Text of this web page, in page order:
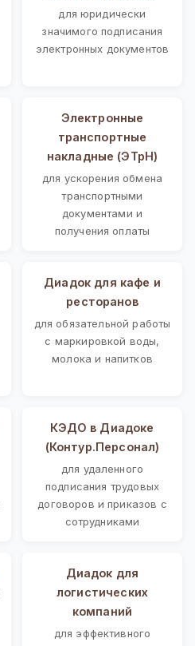
для юридически
значимого подписания
электронных документов
Электронные
транспортные
накладные (ЭТрН)
для ускорения обмена
транспортными
документами и
получения оплаты
Диадок для кафе и
ресторанов
для обязательной работы
с маркировкой воды,
молока и напитков
КЭДО в Диадоке
(Контур.Персонал)
для удаленного
подписания трудовых
договоров и приказов с
сотрудниками
Диадок для
логистических
компаний
для эффективного